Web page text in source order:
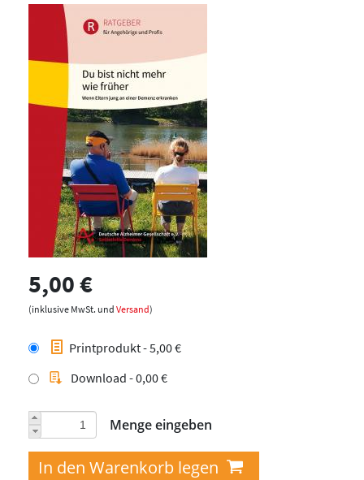
5,00 €
(inklusive MwSt. und Versand)
Printprodukt - 5,00 €
Download - 0,00 €
Menge eingeben